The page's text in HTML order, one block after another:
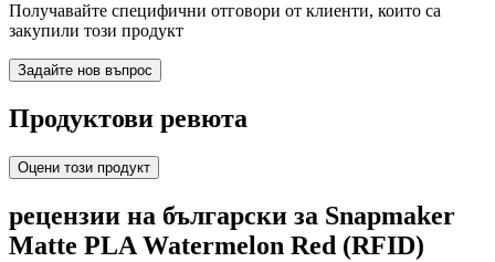
Получавайте специфични отговори от клиенти, които са
закупили този продукт
Задайте нов въпрос
Продуктови ревюта
Оцени този продукт
рецензии на български за Snapmaker
Matte PLA Watermelon Red (RFID)